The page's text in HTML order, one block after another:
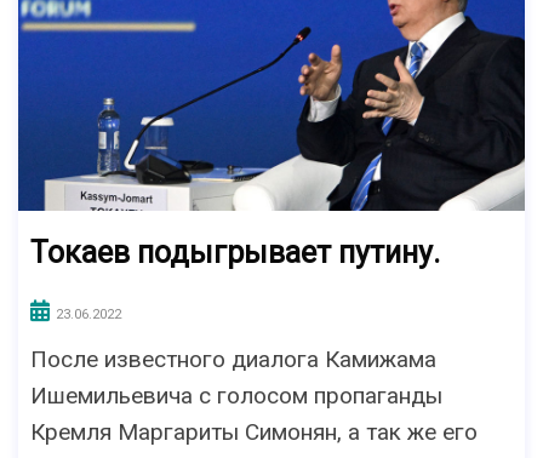
Токаев подыгрывает путину.
23.06.2022
После известного диалога Камижама
Ишемильевича с голосом пропаганды
Кремля Маргариты Симонян, а так же его